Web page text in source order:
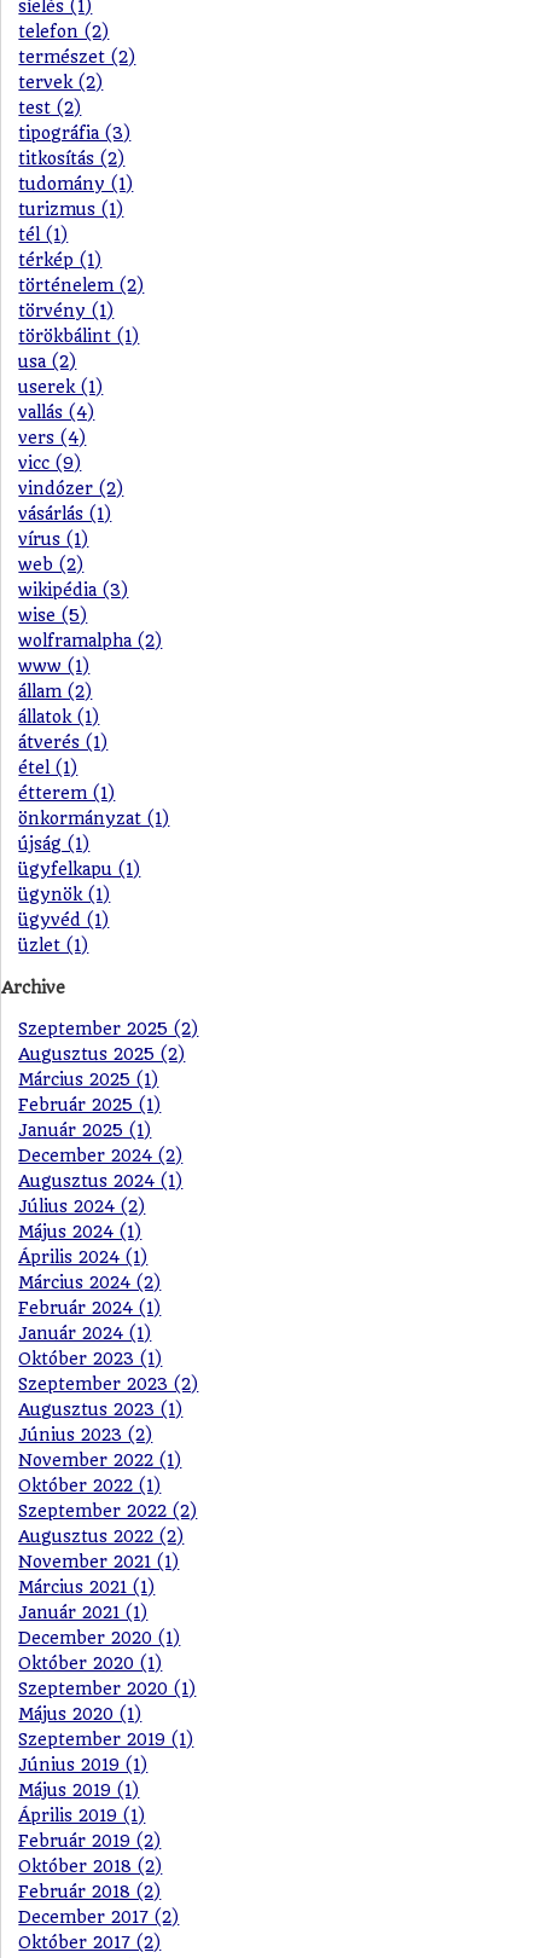
síelés (1)
telefon (2)
természet (2)
tervek (2)
test (2)
tipográfia (3)
titkosítás (2)
tudomány (1)
turizmus (1)
tél (1)
térkép (1)
történelem (2)
törvény (1)
törökbálint (1)
usa (2)
userek (1)
vallás (4)
vers (4)
vicc (9)
vindózer (2)
vásárlás (1)
vírus (1)
web (2)
wikipédia (3)
wise (5)
wolframalpha (2)
www (1)
állam (2)
állatok (1)
átverés (1)
étel (1)
étterem (1)
önkormányzat (1)
újság (1)
ügyfelkapu (1)
ügynök (1)
ügyvéd (1)
üzlet (1)
Archive
Szeptember 2025 (2)
Augusztus 2025 (2)
Március 2025 (1)
Február 2025 (1)
Január 2025 (1)
December 2024 (2)
Augusztus 2024 (1)
Július 2024 (2)
Május 2024 (1)
Április 2024 (1)
Március 2024 (2)
Február 2024 (1)
Január 2024 (1)
Október 2023 (1)
Szeptember 2023 (2)
Augusztus 2023 (1)
Június 2023 (2)
November 2022 (1)
Október 2022 (1)
Szeptember 2022 (2)
Augusztus 2022 (2)
November 2021 (1)
Március 2021 (1)
Január 2021 (1)
December 2020 (1)
Október 2020 (1)
Szeptember 2020 (1)
Május 2020 (1)
Szeptember 2019 (1)
Június 2019 (1)
Május 2019 (1)
Április 2019 (1)
Február 2019 (2)
Október 2018 (2)
Február 2018 (2)
December 2017 (2)
Október 2017 (2)